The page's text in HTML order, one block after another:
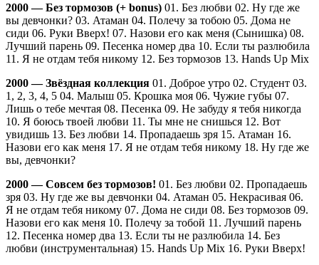
2000 — Без тормозов (+ bonus) 01. Без любви 02. Ну где же
вы девчонки? 03. Атаман 04. Полечу за тобою 05. Дома не
сиди 06. Руки Вверх! 07. Назови его как меня (Сынишка) 08.
Лучший парень 09. Песенка номер два 10. Если ты разлюбила
11. Я не отдам тебя никому 12. Без тормозов 13. Hands Up Mix
2000 — Звёздная коллекция 01. Доброе утро 02. Студент 03.
1, 2, 3, 4, 5 04. Малыш 05. Крошка моя 06. Чужие губы 07.
Лишь о тебе мечтая 08. Песенка 09. Не забуду я тебя никогда
10. Я боюсь твоей любви 11. Ты мне не снишься 12. Вот
увидишь 13. Без любви 14. Пропадаешь зря 15. Атаман 16.
Назови его как меня 17. Я не отдам тебя никому 18. Ну где же
вы, девчонки?
2000 — Совсем без тормозов! 01. Без любви 02. Пропадаешь
зря 03. Ну где же вы девчонки 04. Атаман 05. Некрасивая 06.
Я не отдам тебя никому 07. Дома не сиди 08. Без тормозов 09.
Назови его как меня 10. Полечу за тобой 11. Лучший парень
12. Песенка номер два 13. Если ты не разлюбила 14. Без
любви (инструментальная) 15. Hands Up Mix 16. Руки Вверх!